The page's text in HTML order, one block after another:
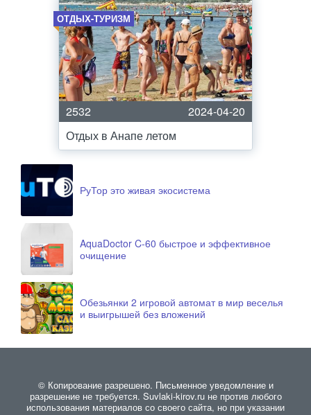
ОТДЫХ-ТУРИЗМ
2532
2024-04-20
Отдых в Анапе летом
РуТор это живая экосистема
AquaDoctor C-60 быстрое и эффективное
очищение
Обезьянки 2 игровой автомат в мир веселья
и выигрышей без вложений
© Копирование разрешено. Письменное уведомление и
разрешение не требуется. Suvlaki-kirov.ru не против любого
использования материалов со своего сайта, но при указании